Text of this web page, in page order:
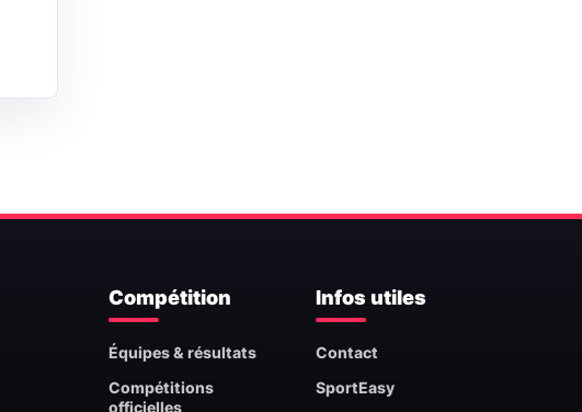
Compétition
Équipes & résultats
Compétitions
officielles
Infos utiles
Contact
SportEasy